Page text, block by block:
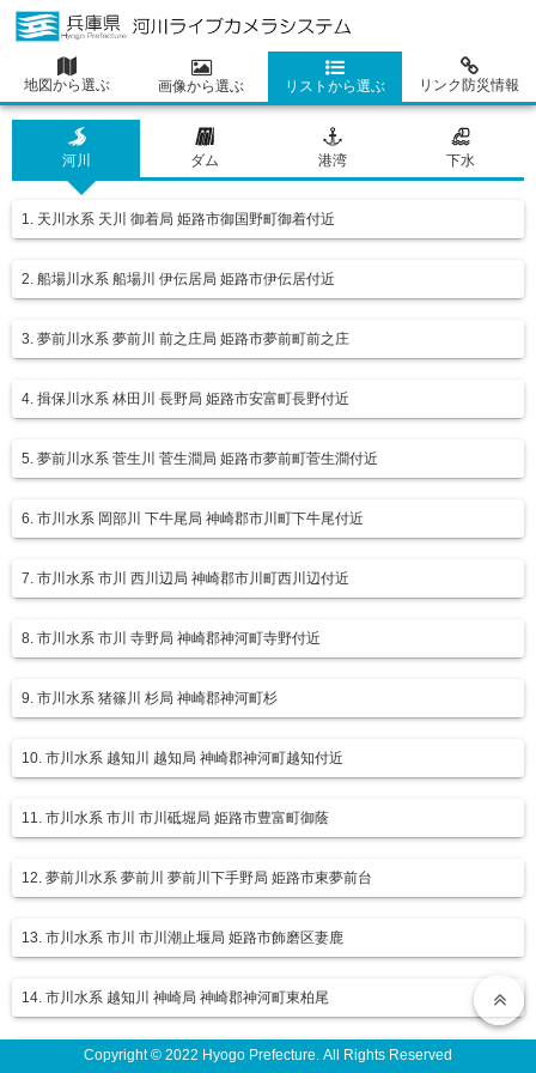
地図から選ぶ 画像から選ぶ リストから選ぶ リンク防災情報
河川 ダム 港湾 下水
1. 天川水系 天川 御着局 姫路市御国野町御着付近
2. 船場川水系 船場川 伊伝居局 姫路市伊伝居付近
3. 夢前川水系 夢前川 前之庄局 姫路市夢前町前之庄
4. 揖保川水系 林田川 長野局 姫路市安富町長野付近
5. 夢前川水系 菅生川 菅生澗局 姫路市夢前町菅生澗付近
6. 市川水系 岡部川 下牛尾局 神崎郡市川町下牛尾付近
7. 市川水系 市川 西川辺局 神崎郡市川町西川辺付近
8. 市川水系 市川 寺野局 神崎郡神河町寺野付近
9. 市川水系 猪篠川 杉局 神崎郡神河町杉
10. 市川水系 越知川 越知局 神崎郡神河町越知付近
11. 市川水系 市川 市川砥堀局 姫路市豊富町御蔭
12. 夢前川水系 夢前川 夢前川下手野局 姫路市東夢前台
13. 市川水系 市川 市川潮止堰局 姫路市飾磨区妻鹿
14. 市川水系 越知川 神崎局 神崎郡神河町東柏尾
15. 市川水系 市川 寺前局 神崎郡神河町鍛治
Copyright © 2022 Hyogo Prefecture. All Rights Reserved